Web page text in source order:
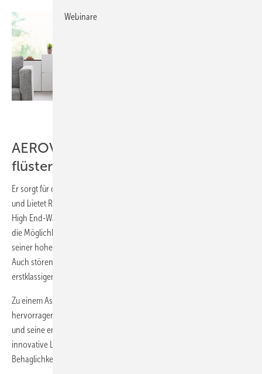
AEROVITAL ambience smart:
flüsterleiser Alleskönner
Er sorgt für die gefilterte Frischluftzufuhr bei geschlossenem Fenster
und bietet Raumkomfort pur: der AEROVITAL ambience smart. Der
High End-Wandlüfter überzeugt durch sein modernes, flaches Design,
die Möglichkeit zur teilweisen Versenkung in der Wand und ist trotz
seiner hohen Luftleistung von bis zu 60 m/h³ so gut wie nicht hörbar.
Auch störende Geräusche von außen bleiben dank seiner
erstklassigen Schalldämmung von bis zu 58 dB stets im Hintergrund.
Zu einem Ass in Sachen Energieeffizienz machen ihn dabei sein
hervorragender Wärmerückgewinnungsgrad von mehr als 85 Prozent
und seine energiesparenden EC-Ventilatoren. Einzigartig ist die
innovative Luftführung des Keramikwärmetauschers, die jederzeit für
Behaglichkeit sorgt.
Webinare